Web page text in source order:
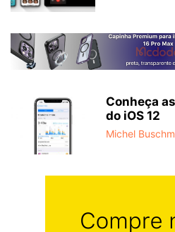
Conheça
do iOS 12
Michel